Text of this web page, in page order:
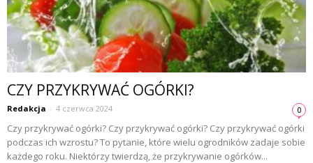
CZY PRZYKRYWAĆ OGÓRKI?
Redakcja - 4 czerwca 2024 0
Czy przykrywać ogórki? Czy przykrywać ogórki? Czy przykrywać ogórki
podczas ich wzrostu? To pytanie, które wielu ogrodników zadaje sobie
każdego roku. Niektórzy twierdzą, że przykrywanie ogórków...